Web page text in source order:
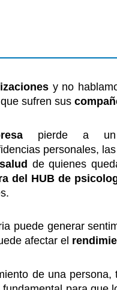
y no
sufren sus
pierde a
personales,
salud de quienes
del HUB de
puede generar
afectar el
de una